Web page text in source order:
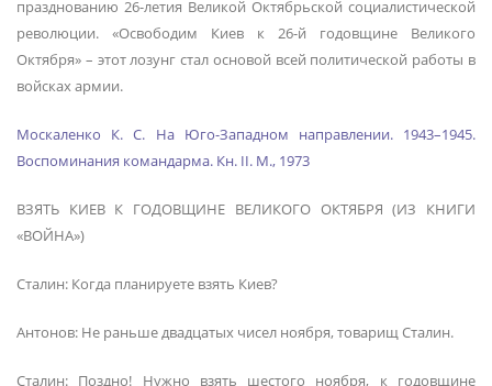
празднованию 26-летия Великой Октябрьской социалистической
революции. «Освободим Киев к 26-й годовщине Великого
Октября» – этот лозунг стал основой всей политической работы в
войсках армии.
Москаленко К. С. На Юго-Западном направлении. 1943–1945.
Воспоминания командарма. Кн. II. М., 1973
ВЗЯТЬ КИЕВ К ГОДОВЩИНЕ ВЕЛИКОГО ОКТЯБРЯ (ИЗ КНИГИ
«ВОЙНА»)
Сталин: Когда планируете взять Киев?
Антонов: Не раньше двадцатых чисел ноября, товарищ Сталин.
Сталин: Поздно! Нужно взять шестого ноября, к годовщине